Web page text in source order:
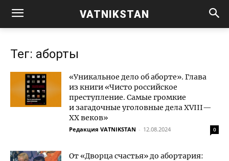
VATNIKSTAN
Тег: аборты
«Уникальное дело об аборте». Глава
из книги «Чисто российское
преступление. Самые громкие
и загадочные уголовные дела XVIII—
XX веков»
Редакция VATNIKSTAN - 12.08.2024 0
От «Дворца счастья» до абортария: